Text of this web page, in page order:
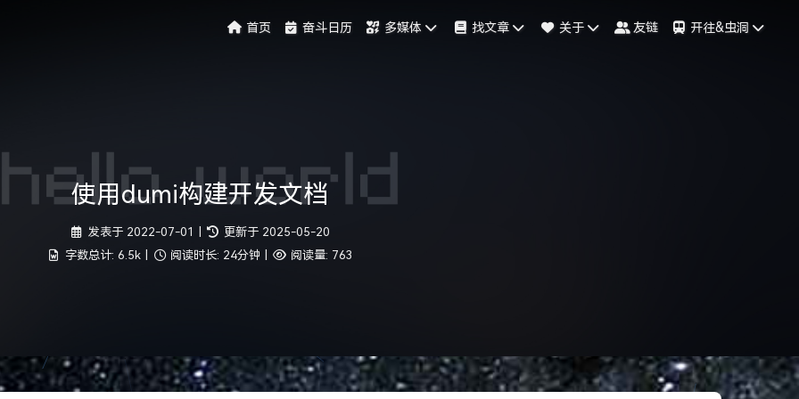
首页 奋斗日历 多媒体 找文章 关于 友链 开往&虫洞
使用dumi构建开发文档
发表于 2022-07-01 更新于 2025-05-20
字数总计: 6.5k 阅读时长: 24分钟 阅读量: 763